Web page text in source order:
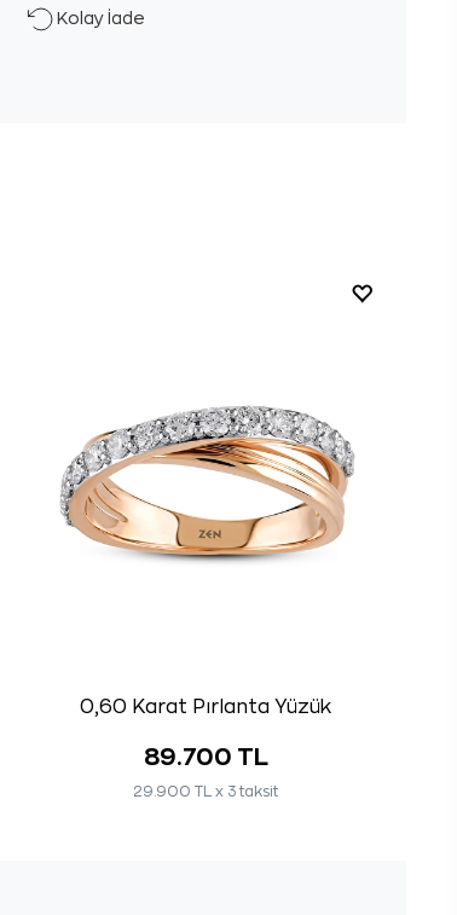
Kolay İade
0,60 Karat Pırlanta Yüzük
89.700 TL
29.900 TL x 3 taksit